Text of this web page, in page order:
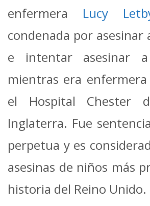
enfermera Lucy
condenada por asesinar
e intentar asesinar
mientras era
el Hospital Chester
Inglaterra. Fue
perpetua y es
asesinas de niños más
historia del Reino Unido.